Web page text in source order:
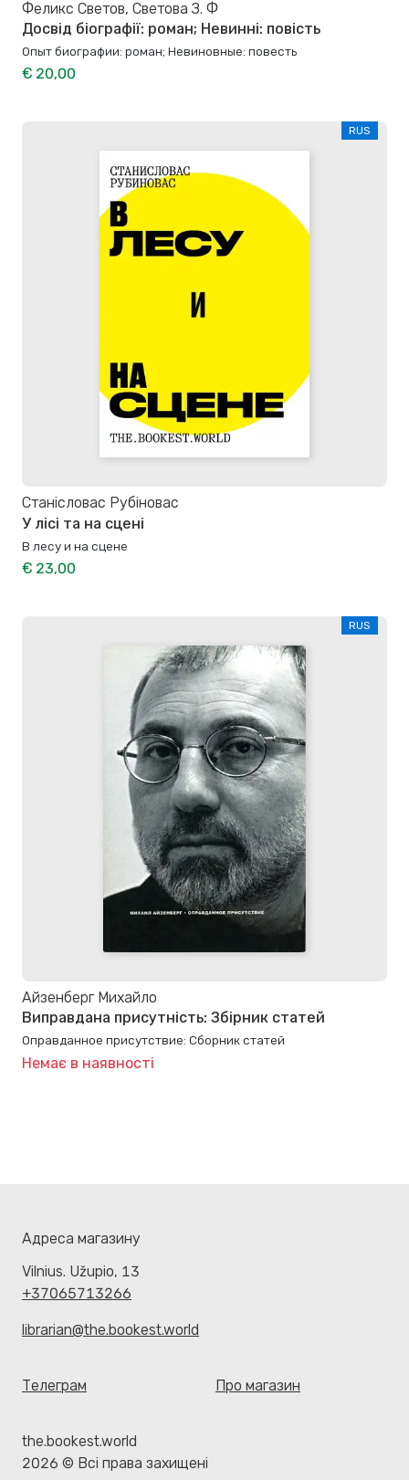
Феликс Светов, Светова З. Ф
Досвід біографії: роман; Невинні: повість
Опыт биографии: роман; Невиновные: повесть
€ 20,00
RUS
Станiсловас Рубiновас
У лісі та на сцені
В лесу и на сцене
€ 23,00
RUS
Айзенберг Михайло
Виправдана присутність: Збірник статей
Оправданное присутствие: Сборник статей
Немає в наявності
Адреса магазину
Vilnius. Užupio, 13
+37065713266
librarian@the.bookest.world
Телеграм Про магазин
the.bookest.world
2026 © Всі права захищені